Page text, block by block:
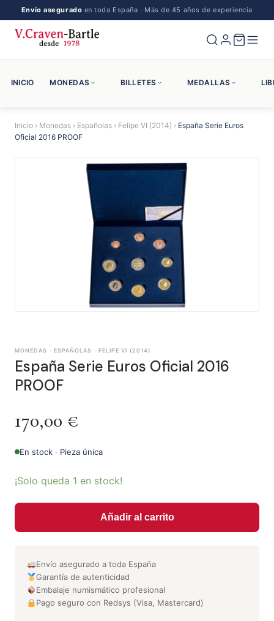
Envío asegurado en toda España · Más de 45 años de experiencia
INICIO MONEDAS BILLETES MEDALLAS
Inicio › Monedas › Españolas › Felipe VI (2014) › España Serie Euros
Oficial 2016 PROOF
MONEDAS · ESPAÑOLAS · FELIPE VI (2014)
España Serie Euros Oficial 2016
PROOF
170,00 €
En stock · Pieza única
¡Solo queda 1 en stock!
Añadir al carrito
Envío asegurado a toda España
Garantía de autenticidad
Embalaje numismático profesional
Pago seguro con Redsys (Visa, Mastercard)